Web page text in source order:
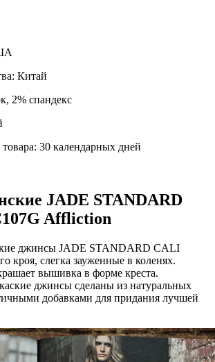
Китай
2% спандекс
30 календарных дней
JADE STANDARD
Affliction
джинсы JADE STANDARD CALI
кроя, слегка зауженные в коленях.
вышивка в форме креста.
джинсы сделаны из натуральных
добавками для придания лучшей